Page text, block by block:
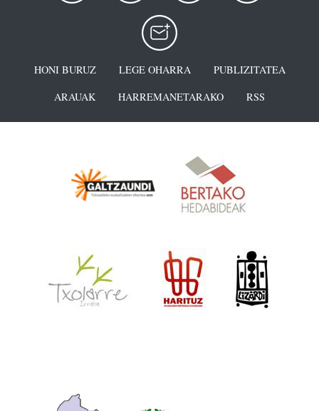
HONI BURUZ LEGE OHARRA
PUBLIZITATEA
ARAUAK
HARREMANETARAKO RSS